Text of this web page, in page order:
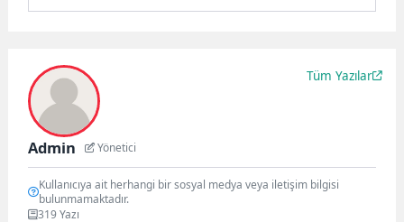
Admin Yönetici
Tüm Yazılar
Kullanıcıya ait herhangi bir sosyal medya veya iletişim bilgisi
bulunmamaktadır.
319 Yazı